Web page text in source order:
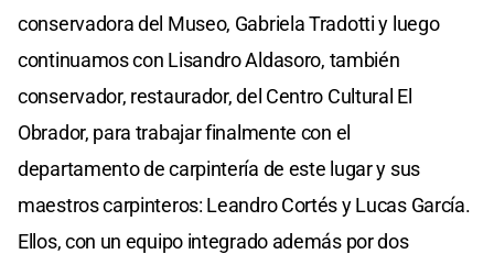
conservadora del Museo, Gabriela Tradotti y luego
continuamos con Lisandro Aldasoro, también
conservador, restaurador, del Centro Cultural El
Obrador, para trabajar finalmente con el
departamento de carpintería de este lugar y sus
maestros carpinteros: Leandro Cortés y Lucas García.
Ellos, con un equipo integrado además por dos